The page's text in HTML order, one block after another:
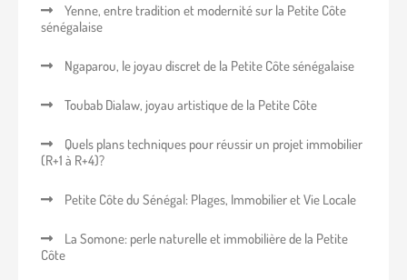
Yenne, entre tradition et modernité sur la Petite Côte
sénégalaise
Ngaparou, le joyau discret de la Petite Côte sénégalaise
Toubab Dialaw, joyau artistique de la Petite Côte
Quels plans techniques pour réussir un projet immobilier
(R+1 à R+4)?
Petite Côte du Sénégal: Plages, Immobilier et Vie Locale
La Somone: perle naturelle et immobilière de la Petite
Côte